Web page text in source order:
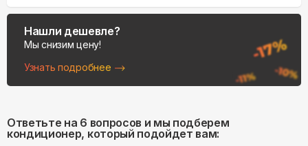
Нашли дешевле?
Мы снизим цену!
Узнать подробнее
Ответьте на 6 вопросов и мы подберем
кондиционер, который подойдет вам: